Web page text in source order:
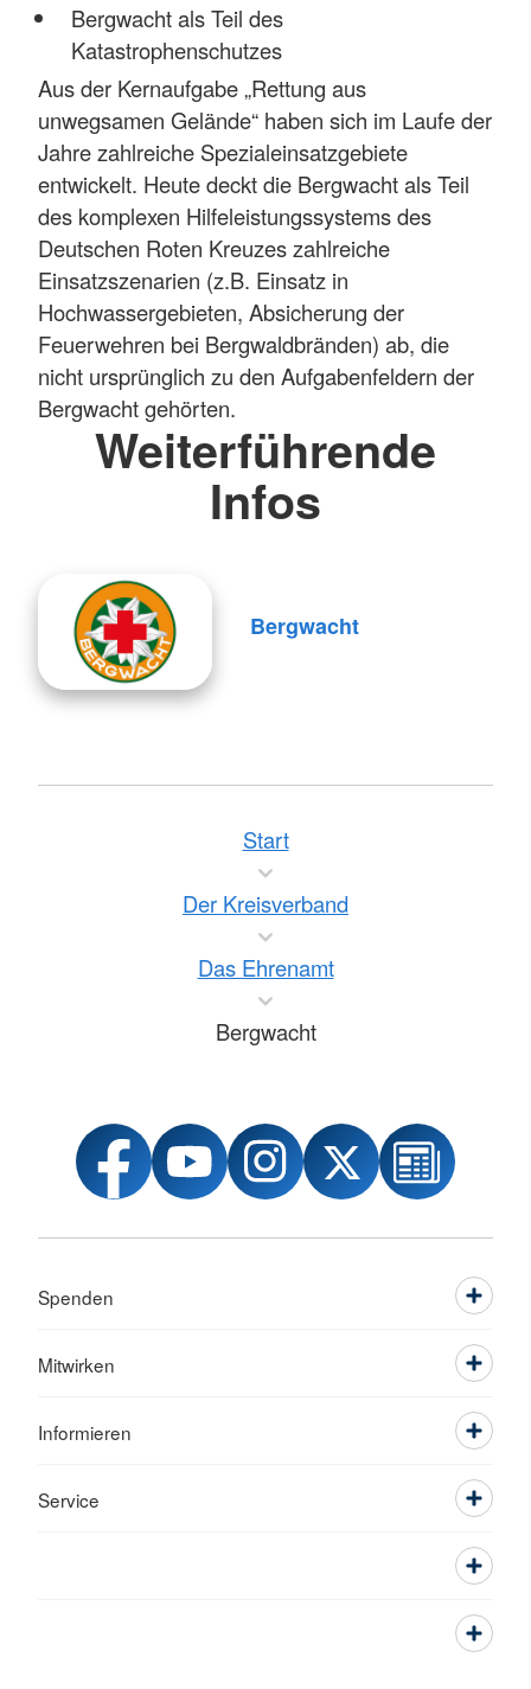
Bergwacht als Teil des
Katastrophenschutzes
Aus der Kernaufgabe „Rettung aus
unwegsamen Gelände“ haben sich im Laufe der
Jahre zahlreiche Spezialeinsatzgebiete
entwickelt. Heute deckt die Bergwacht als Teil
des komplexen Hilfeleistungssystems des
Deutschen Roten Kreuzes zahlreiche
Einsatzszenarien (z.B. Einsatz in
Hochwassergebieten, Absicherung der
Feuerwehren bei Bergwaldbränden) ab, die
nicht ursprünglich zu den Aufgabenfeldern der
Bergwacht gehörten.
Weiterführende
Infos
Bergwacht
Start
Der Kreisverband
Das Ehrenamt
Bergwacht
Spenden
Mitwirken
Informieren
Service